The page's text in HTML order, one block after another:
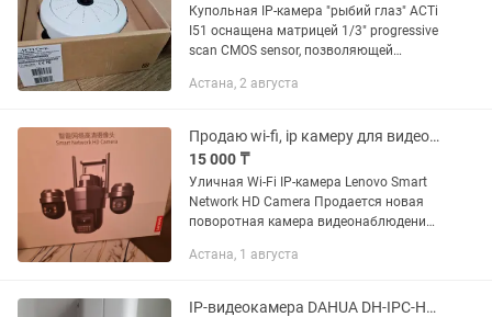
Купольная IP-камера "рыбий глаз" ACTi
I51 оснащена матрицей 1/3" progressive
scan CMOS sensor, позволяющей
частотой 15 кадров/c или 1440x1080 с
Астана, 2 августа
Продаю wi-fi, ip камеру для видеонаблюдение
15 000 ₸
Уличная Wi-Fi IP-камера Lenovo Smart
Network HD Camera Продается новая
поворотная камера видеонаблюдения
дачи, офиса, склада, магазина или
Астана, 1 августа
IP-видеокамера DAHUA DH-IPC-HFW2231TP-ZS